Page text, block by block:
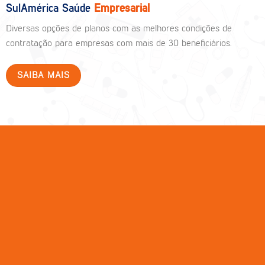
SulAmérica Saúde Empresarial
Diversas opções de planos com as melhores condições de
contratação para empresas com mais de 30 beneficiários.
SAIBA MAIS